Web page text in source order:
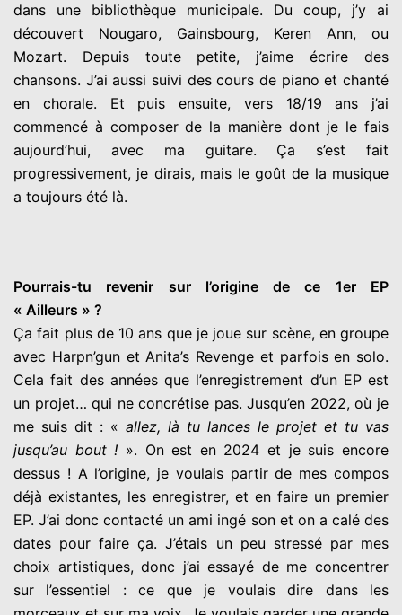
dans une bibliothèque municipale. Du coup, j’y ai
découvert Nougaro, Gainsbourg, Keren Ann, ou
Mozart. Depuis toute petite, j’aime écrire des
chansons. J’ai aussi suivi des cours de piano et chanté
en chorale. Et puis ensuite, vers 18/19 ans j’ai
commencé à composer de la manière dont je le fais
aujourd’hui, avec ma guitare. Ça s’est fait
progressivement, je dirais, mais le goût de la musique
a toujours été là.
Pourrais-tu revenir sur l’origine de ce 1er EP
« Ailleurs » ?
Ça fait plus de 10 ans que je joue sur scène, en groupe
avec Harpn’gun et Anita’s Revenge et parfois en solo.
Cela fait des années que l’enregistrement d’un EP est
un projet… qui ne concrétise pas. Jusqu’en 2022, où je
me suis dit : « allez, là tu lances le projet et tu vas
jusqu’au bout ! ». On est en 2024 et je suis encore
dessus ! A l’origine, je voulais partir de mes compos
déjà existantes, les enregistrer, et en faire un premier
EP. J’ai donc contacté un ami ingé son et on a calé des
dates pour faire ça. J’étais un peu stressé par mes
choix artistiques, donc j’ai essayé de me concentrer
sur l’essentiel : ce que je voulais dire dans les